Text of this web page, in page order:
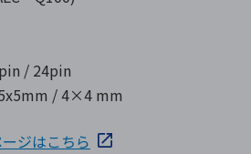
/ 24pin
/ 4×4 mm
ジはこちら